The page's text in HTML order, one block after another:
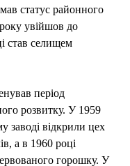
статус районного
увійшов до
став селищем
період
розвитку. У 1959
заводі відкрили цех
а в 1960 році
горошку. У